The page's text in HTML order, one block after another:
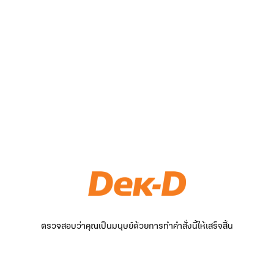
ตรวจสอบว่าคุณเป็นมนุษย์ด้วยการทำคำสั่งนี้ให้เสร็จสิ้น